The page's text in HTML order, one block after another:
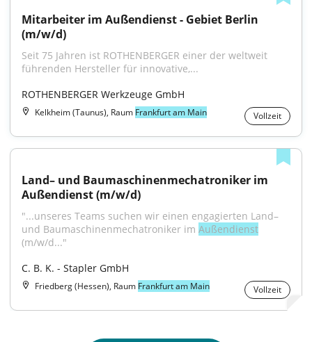
Mitarbeiter im Außendienst - Gebiet Berlin
(m/w/d)
Seit 75 Jahren ist ROTHENBERGER einer der weltweit
führenden Hersteller für innovative,...
ROTHENBERGER Werkzeuge GmbH
Kelkheim (Taunus), Raum Frankfurt am Main Vollzeit
Land– und Baumaschinenmechatroniker im
Außendienst (m/w/d)
"...unseres Teams suchen wir einen engagierten Land–
und Baumaschinenmechatroniker im Außendienst
(m/w/d..."
C. B. K. - Stapler GmbH
Friedberg (Hessen), Raum Frankfurt am Main Vollzeit